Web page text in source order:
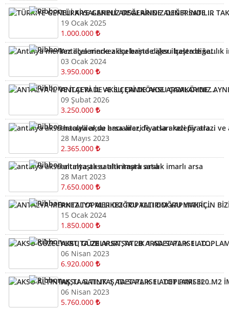
TÜRKİYE GENELİ ARSALARINIZ DEĞERİNDE ALINIR SATILIR TAKAS EDİLİR ARAYIN YARDIMCI OLALIM
19 Ocak 2025
1.000.000
Antalya merkez ilçelerinde aksu başta diğer ilçelerde satılık imarlı müstail tapulu arsa
03 Ocak 2024
3.950.000
ANTALYA İL VE İLÇERİ DE AKSU ÇAMKÖYDE ARSALARINIZ AYNI GÜN NAKİTE ÇEVRİLİR
09 Şubat 2026
3.250.000
antalya aksu hacıaliler,de arsa arazi fiyatları kelepir arazi ve arsalar
28 Mayıs 2023
2.365.000
antalya aksu altıntaşta satılık imarlı arsa
28 Mart 2023
7.650.000
ANTALYA MERKEZ TOPALLI DOĞRU YATIRIM YAPMAK İÇİN BİZİ ARAYIN YARDIMCI OLALIM ARSA TARLA
15 Ocak 2024
1.850.000
AKSU GÜZELYURT,TA 2B ARSA SATLIK 1 ADET PARSEL TOPLAMI 320 M2
06 Nisan 2023
6.920.000
AKSU ALTINTAŞ,TA SATLIK 1 ADET PARSEL TOPLAMI 320 M2 İMARLI ARSA KELEPİR ARSA
06 Nisan 2023
5.760.000